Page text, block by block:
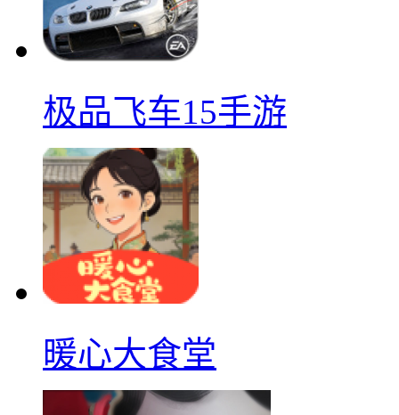
极品飞车15手游
暖心大食堂